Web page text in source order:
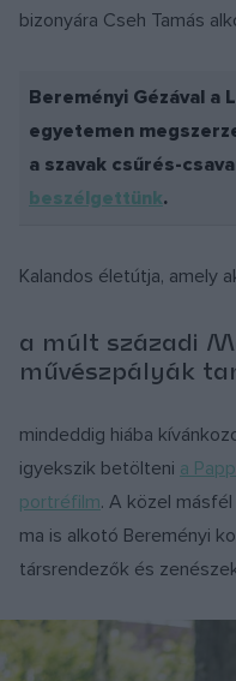
bizonyára Cseh Tamás
Bereményi Gézával a
egyetemen
a szavak csűrés-
beszélgettünk.
Kalandos életútja, amely
a múlt századi
művészpályák
mindeddig hiába
igyekszik betölteni a
portréfilm. A közel
ma is alkotó Bereményi
társrendezők és